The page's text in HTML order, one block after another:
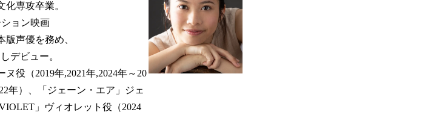
専攻卒業。
ョン映画
版声優を務め、
デビュー。
役（2019年,2021年,2024年～20
年）、「ジェーン・エア」ジェ
」ヴィオレット役（2024